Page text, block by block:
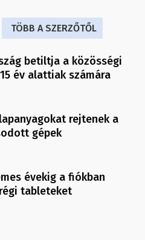
TÖBB A SZERZŐTŐL
betiltja a közösségi
év alattiak számára
rejtenek a
gépek
évekig a fiókban
tableteket